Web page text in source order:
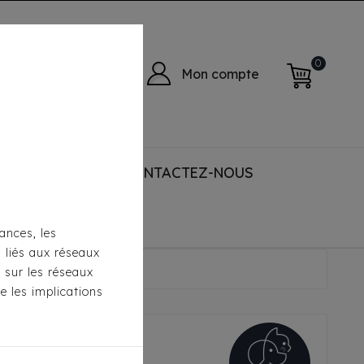
Mon compte
0
CONTACTEZ-NOUS
Noir
Chic Croco
les
aux réseaux
les réseaux
les implications